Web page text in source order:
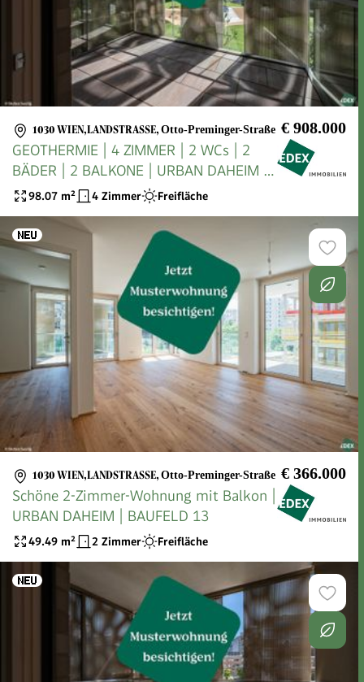
1030 WIEN,LANDSTRASSE , Otto-Preminger-Straße € 908.000
GEOTHERMIE | 4 ZIMMER | 2 WCs | 2
BÄDER | 2 BALKONE | URBAN DAHEIM |
BAUFELD 13
98.07 m² 4 Zimmer Freifläche
1030 WIEN,LANDSTRASSE , Otto-Preminger-Straße € 366.000
Schöne 2-Zimmer-Wohnung mit Balkon |
URBAN DAHEIM | BAUFELD 13
49.49 m² 2 Zimmer Freifläche